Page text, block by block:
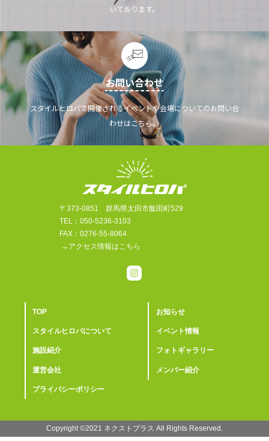
いております。
お問い合わせ
スタイルヒロバで開催されるイベントや会場についてのお問い合
わせはこちら。
〒373-0851 群馬県太田市飯田町529
TEL：050-5236-3103
FAX：0276-55-8064
→アクセス情報はこちら
TOP お知らせ
スタイルヒロバについて イベント情報
施設紹介 フォトギャラリー
運営会社 メンバー紹介
プライバシーポリシー
Copyright ©2021 ︎ネクストプラス All Rights Reserved.